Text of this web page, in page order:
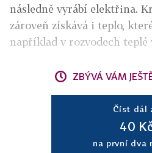
následně vyrábí elektřina.
zároveň získává i teplo,
například v rozvodech teplé
ZBÝVÁ VÁM
Číst dál
40
na první dva